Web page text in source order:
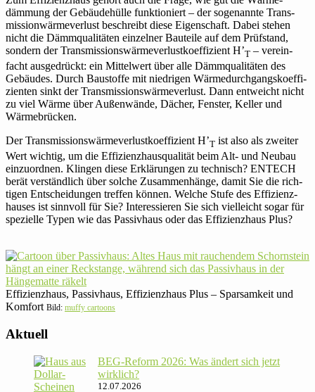
dämmung der Gebäude­hülle funk­tio­niert – der soge­nannte Trans­
mis­si­onwär­me­ver­lust beschreibt diese Eigen­schaft. Dabei stehen
nicht die Dämm­qua­li­täten ein­zelner Bau­teile auf dem Prüf­stand,
sondern der Trans­mis­si­ons­wär­me­ver­lust­ko­ef­fi­zient H’T – ver­ein­
facht aus­ge­drückt: ein Mit­tel­wert über alle Dämm­qua­li­täten des
Gebäudes. Durch Bau­stoffe mit nied­rigen Wärme­durch­gangs­koeffi­
zienten sinkt der Trans­missions­wärme­ver­lust. Dann ent­weicht nicht
zu viel Wärme über Außen­wände, Dächer, Fenster, Keller und
Wärmebrücken.
Der Trans­mis­si­ons­wär­me­ver­lust­ko­ef­fi­zient H’T ist also als zweiter
Wert wichtig, um die Effi­zi­enz­haus­qua­lität beim Alt- und Neubau
ein­zu­ordnen. Klingen diese Erklä­rungen zu tech­nisch? ENTECH
berät ver­ständ­lich über solche Zusam­men­hänge, damit Sie die rich­
tigen Ent­schei­dungen treffen können. Welche Stufe des Effi­zi­enz­
hauses ist sinn­voll für Sie? Inter­es­sieren Sie sich viel­leicht sogar für
spe­zi­elle Typen wie das Pas­siv­haus oder das Effizienz­haus Plus?
Effizienz­haus, Pas­siv­haus, Effizienz­haus Plus – Spar­sam­keit und
Komfort Bild: muffy car­toons
Aktuell
BEG-Reform 2026: Was ändert sich jetzt
wirklich?
12.07.2026